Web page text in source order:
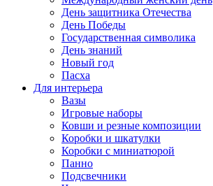
День защитника Отечества
День Победы
Государственная символика
День знаний
Новый год
Пасха
Для интерьера
Вазы
Игровые наборы
Ковши и резные композиции
Коробки и шкатулки
Коробки с миниатюрой
Панно
Подсвечники